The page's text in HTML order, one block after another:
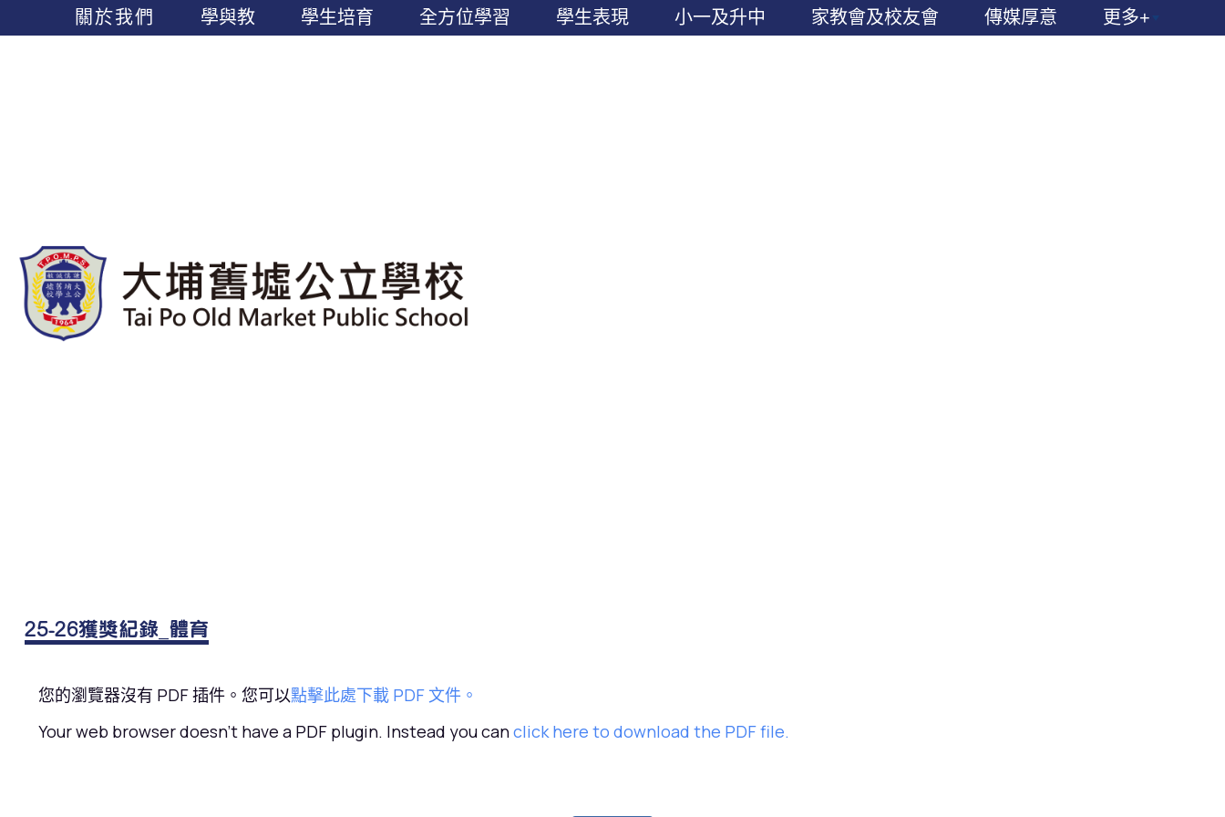
關於我們 學與教 學生培育 全方位學習 學生表現 小一及升中 家教會及校友會 傳媒厚意 更多+
25-26獲獎紀錄_體育
您的瀏覽器沒有 PDF 插件。您可以點擊此處下載 PDF 文件。
Your web browser doesn't have a PDF plugin. Instead you canclick here to download the PDF file.